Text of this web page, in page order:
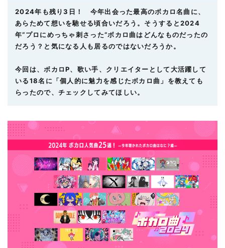
2024年も残り3日！ 今年出会った最高のボカロ名曲に、
あらためて想いを馳せる頃合いだろう。そうすると2024
年“プロにめっちゃ刺さった”ボカロ曲はどんなものだったの
だろう？と気になる人も居るのではないだろうか。
今回は、ボカロP、歌い手、クリエイターとして大活躍して
いる18名に「個人的に魅力を感じたボカロ曲」を教えても
らったので、チェックしてみてほしい。